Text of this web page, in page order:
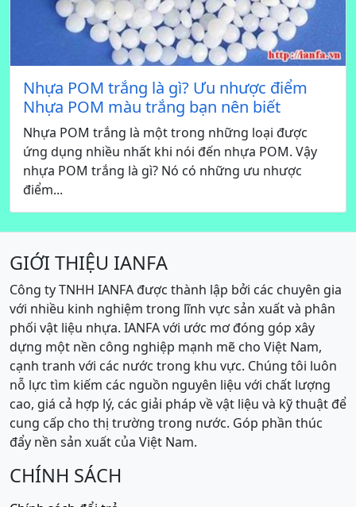
Nhựa POM trắng là gì? Ưu nhược điểm
Nhựa POM màu trắng bạn nên biết
Nhựa POM trắng là một trong những loại được
ứng dụng nhiều nhất khi nói đến nhựa POM. Vậy
nhựa POM trắng là gì? Nó có những ưu nhược
điểm...
GIỚI THIỆU IANFA
Công ty TNHH IANFA được thành lập bởi các chuyên gia
với nhiều kinh nghiệm trong lĩnh vực sản xuất và phân
phối vật liệu nhựa. IANFA với ước mơ đóng góp xây
dựng một nền công nghiệp mạnh mẽ cho Việt Nam,
cạnh tranh với các nước trong khu vực. Chúng tôi luôn
nỗ lực tìm kiếm các nguồn nguyên liệu với chất lượng
cao, giá cả hợp lý, các giải pháp về vật liệu và kỹ thuật để
cung cấp cho thị trường trong nước. Góp phần thúc
đẩy nền sản xuất của Việt Nam.
CHÍNH SÁCH